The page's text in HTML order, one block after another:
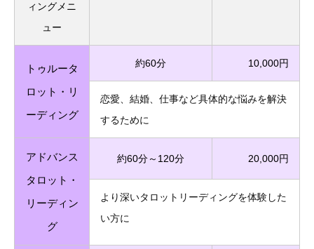
ィングメニ
ュー
トゥルータ
ロット・リ
ーディング
約60分 10,000円
恋愛、結婚、仕事など具体的な悩みを解決
するために
アドバンス
タロット・
リーディン
グ
約60分～120分 20,000円
より深いタロットリーディングを体験した
い方に